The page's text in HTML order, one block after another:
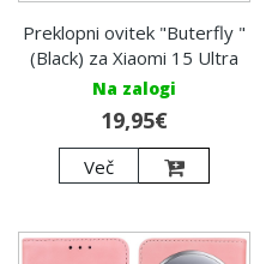
Preklopni ovitek "Buterfly "
(Black) za Xiaomi 15 Ultra
Na zalogi
19,95€
Več